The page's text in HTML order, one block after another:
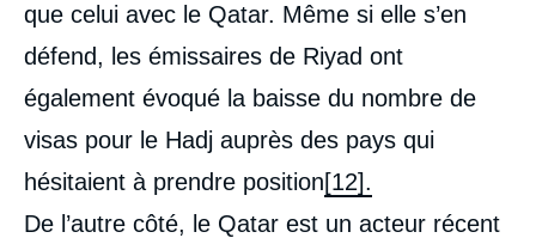
que celui avec le Qatar. Même si elle s’en
défend, les émissaires de Riyad ont
également évoqué la baisse du nombre de
visas pour le Hadj auprès des pays qui
hésitaient à prendre position[12].
De l’autre côté, le Qatar est un acteur récent